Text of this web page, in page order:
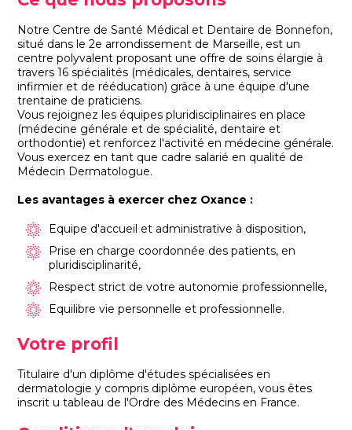
Notre Centre de Santé Médical et Dentaire de Bonnefon,
situé dans le 2e arrondissement de Marseille, est un
centre polyvalent proposant une offre de soins élargie à
travers 16 spécialités (médicales, dentaires, service
infirmier et de rééducation) grâce à une équipe d'une
trentaine de praticiens.
Vous rejoignez les équipes pluridisciplinaires en place
(médecine générale et de spécialité, dentaire et
orthodontie) et renforcez l'activité en médecine générale.
Vous exercez en tant que cadre salarié en qualité de
Médecin Dermatologue.
Les avantages à exercer chez Oxance :
Equipe d'accueil et administrative à disposition,
Prise en charge coordonnée des patients, en
pluridisciplinarité,
Respect strict de votre autonomie professionnelle,
Equilibre vie personnelle et professionnelle.
Votre profil
Titulaire d'un diplôme d'études spécialisées en
dermatologie y compris diplôme européen, vous êtes
inscrit u tableau de l'Ordre des Médecins en France.